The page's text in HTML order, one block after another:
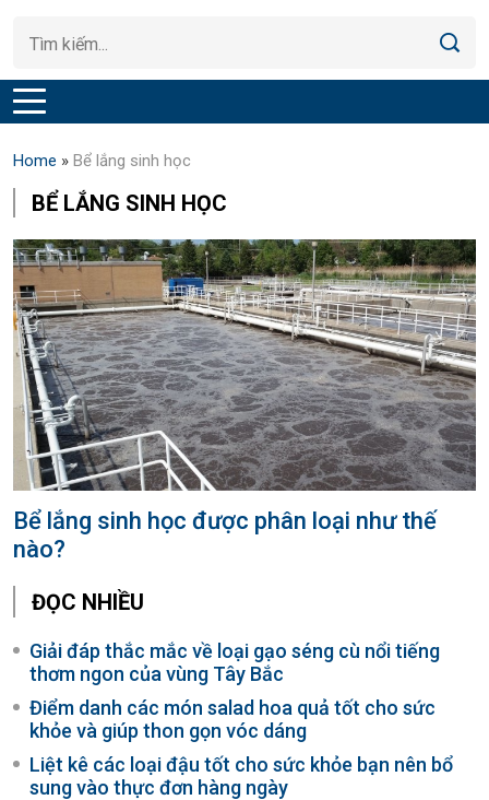
Home » Bể lắng sinh học
BỂ LẮNG SINH HỌC
Bể lắng sinh học được phân loại như thế
nào?
ĐỌC NHIỀU
Giải đáp thắc mắc về loại gạo séng cù nổi tiếng
thơm ngon của vùng Tây Bắc
Điểm danh các món salad hoa quả tốt cho sức
khỏe và giúp thon gọn vóc dáng
Liệt kê các loại đậu tốt cho sức khỏe bạn nên bổ
sung vào thực đơn hàng ngày